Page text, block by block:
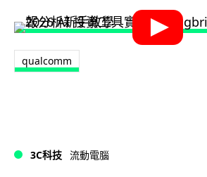
qualcomm
3C科技 流動電腦